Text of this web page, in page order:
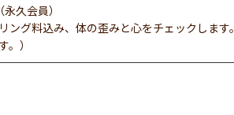
久会員）
ング料込み、体の歪みと心をチェックします。
。）